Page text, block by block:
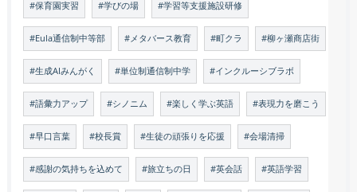
#保育園実習 #学びの場 #学習等支援施設研修
#Eula通信制中等部 #メタバース教育 #町クラ #柳ヶ瀬商店街
#生成AIみんがく #単位制通信制中学 #インクルーシブラボ
#語彙力アップ #シノニム #楽しく学ぶ英語 #表現力を磨こう
#早口言葉 #校長賞 #生徒の頑張りを応援 #会場清掃
#感謝の気持ちを込めて #旅立ちの日 #英会話 #英語学習